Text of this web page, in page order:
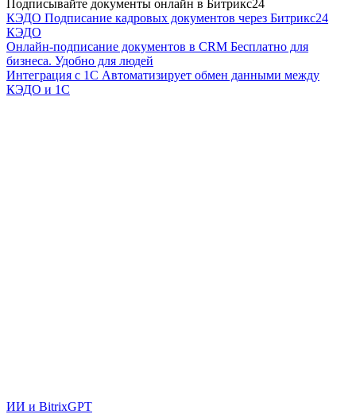
Подписывайте документы онлайн в Битрикс24
КЭДО Подписание кадровых документов через Битрикс24
КЭДО
Онлайн-подписание документов в CRM Бесплатно для
бизнеса. Удобно для людей
Интеграция с 1С Автоматизирует обмен данными между
КЭДО и 1С
ИИ и BitrixGPT